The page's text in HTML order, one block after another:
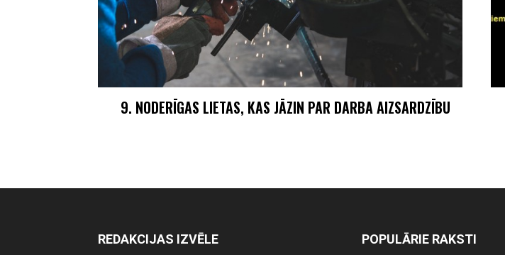
9. NODERĪGAS LIETAS, KAS JĀZIN PAR DARBA AIZSARDZĪBU
REDAKCIJAS IZVĒLE POPULĀRIE RAKSTI